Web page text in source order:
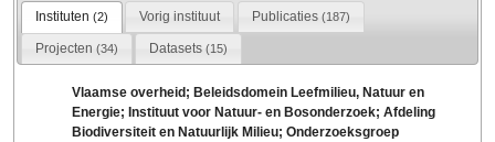
Instituten (2) Vorig instituut Publicaties (187)
Projecten (34) Datasets(15)
Vlaamse overheid; Beleidsdomein Leefmilieu, Natuur en
Energie; Instituut voor Natuur- en Bosonderzoek; Afdeling
Biodiversiteit en Natuurlijk Milieu; Onderzoeksgroep